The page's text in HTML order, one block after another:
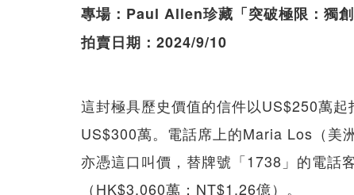
專場：Paul Allen珍藏「突破極限：獨創
拍賣日期：2024/9/10
這封極具歷史價值的信件以US$250萬
US$300萬。電話席上的Maria Los（美
亦憑這口叫價，替牌號「1738」的電話
（HK$3,060萬；NT$1.26億）。